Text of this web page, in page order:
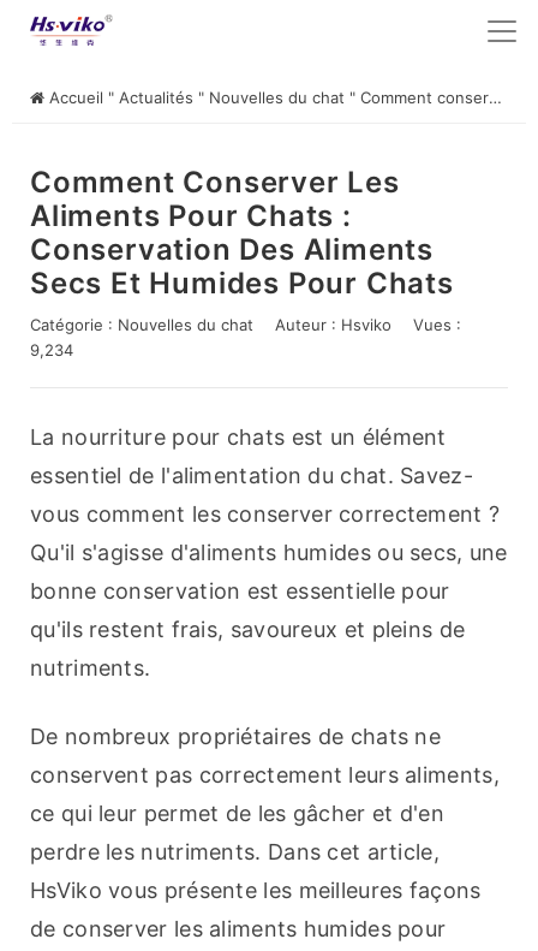
Accueil " Actualités " Nouvelles du chat " Comment conserver les aliments pour chats : conservation des aliments secs et humides pour chats
Comment Conserver Les
Aliments Pour Chats :
Conservation Des Aliments
Secs Et Humides Pour Chats
Catégorie : Nouvelles du chat Auteur : Hsviko
Vues :
9,234
La nourriture pour chats est un élément
essentiel de l'alimentation du chat. Savez-
vous comment les conserver correctement ?
Qu'il s'agisse d'aliments humides ou secs, une
bonne conservation est essentielle pour
qu'ils restent frais, savoureux et pleins de
nutriments.
De nombreux propriétaires de chats ne
conservent pas correctement leurs aliments,
ce qui leur permet de les gâcher et d'en
perdre les nutriments. Dans cet article,
HsViko vous présente les meilleures façons
de conserver les aliments humides pour